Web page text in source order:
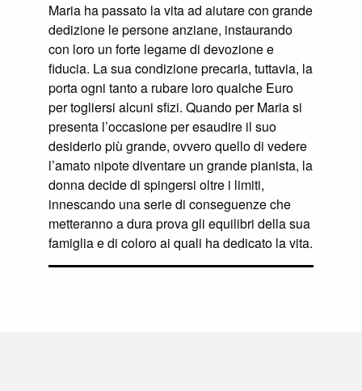
Maria ha passato la vita ad aiutare con grande
dedizione le persone anziane, instaurando
con loro un forte legame di devozione e
fiducia. La sua condizione precaria, tuttavia, la
porta ogni tanto a rubare loro qualche Euro
per togliersi alcuni sfizi. Quando per Maria si
presenta l’occasione per esaudire il suo
desiderio più grande, ovvero quello di vedere
l’amato nipote diventare un grande pianista, la
donna decide di spingersi oltre i limiti,
innescando una serie di conseguenze che
metteranno a dura prova gli equilibri della sua
famiglia e di coloro ai quali ha dedicato la vita.